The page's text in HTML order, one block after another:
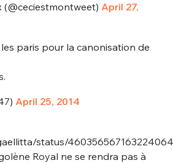
(@ceciestmontweet) April 27,
paris pour la canonisation de
April 25, 2014
status/460356567163224064
Royal ne se rendra pas à